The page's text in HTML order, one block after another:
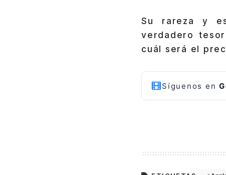
Su rareza y
verdadero
cuál será el
Síguenos en